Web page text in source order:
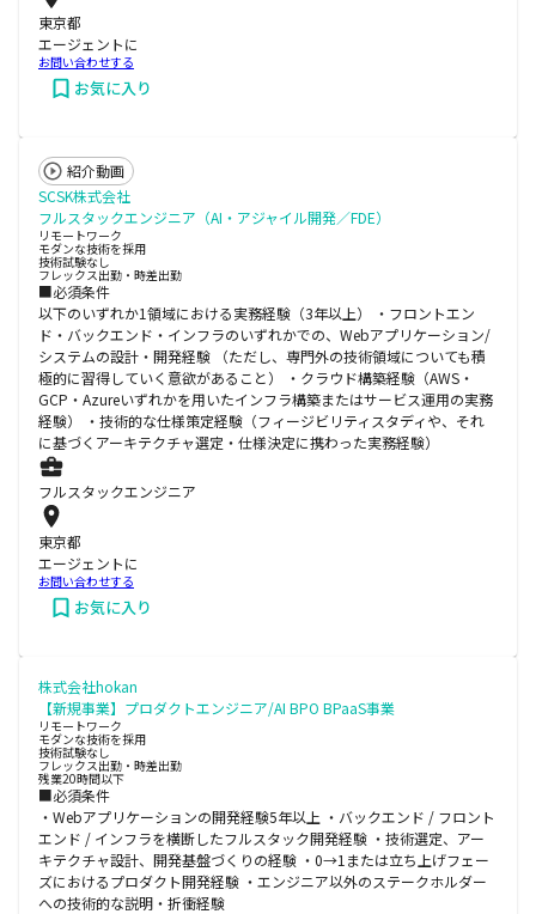
東京都
エージェントに
お問い合わせする
お気に入り
紹介動画
SCSK株式会社
フルスタックエンジニア（AI・アジャイル開発／FDE）
リモートワーク
モダンな技術を採用
技術試験なし
フレックス出勤・時差出勤
■必須条件
以下のいずれか1領域における実務経験（3年以上） ・フロントエン
ド・バックエンド・インフラのいずれかでの、Webアプリケーション/
システムの設計・開発経験 （ただし、専門外の技術領域についても積
極的に習得していく意欲があること） ・クラウド構築経験（AWS・
GCP・Azureいずれかを用いたインフラ構築またはサービス運用の実務
経験） ・技術的な仕様策定経験（フィージビリティスタディや、それ
に基づくアーキテクチャ選定・仕様決定に携わった実務経験）
フルスタックエンジニア
東京都
エージェントに
お問い合わせする
お気に入り
株式会社hokan
【新規事業】プロダクトエンジニア/AI BPO BPaaS事業
リモートワーク
モダンな技術を採用
技術試験なし
フレックス出勤・時差出勤
残業20時間以下
■必須条件
・Webアプリケーションの開発経験5年以上 ・バックエンド / フロント
エンド / インフラを横断したフルスタック開発経験 ・技術選定、アー
キテクチャ設計、開発基盤づくりの経験 ・0→1または立ち上げフェー
ズにおけるプロダクト開発経験 ・エンジニア以外のステークホルダー
への技術的な説明・折衝経験